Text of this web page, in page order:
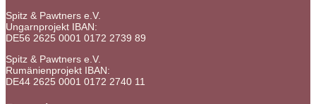
Spitz & Pawtners e.V.
Ungarnprojekt IBAN:
DE56 2625 0001 0172 2739 89
Spitz & Pawtners e.V.
Rumänienprojekt IBAN:
DE44 2625 0001 0172 2740 11